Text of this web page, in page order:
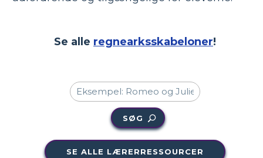
Se alle regnearksskabeloner!
SØG
SE ALLE LÆRERRESSOURCER